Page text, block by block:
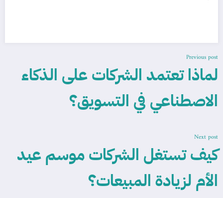
Previous post
لماذا تعتمد الشركات على الذكاء
الاصطناعي في التسويق؟
Next post
كيف تستغل الشركات موسم عيد
الأم لزيادة المبيعات؟